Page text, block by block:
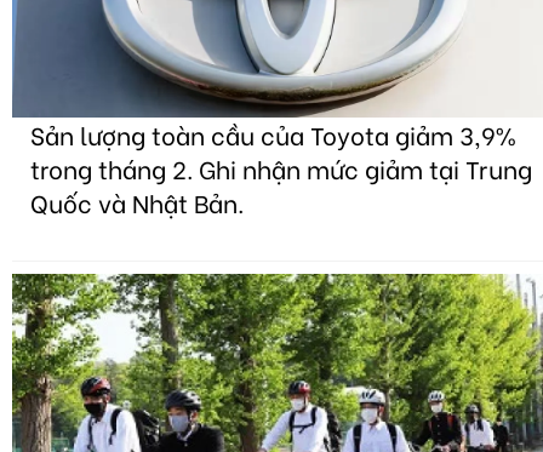
Sản lượng toàn cầu của Toyota giảm 3,9%
trong tháng 2. Ghi nhận mức giảm tại Trung
Quốc và Nhật Bản.